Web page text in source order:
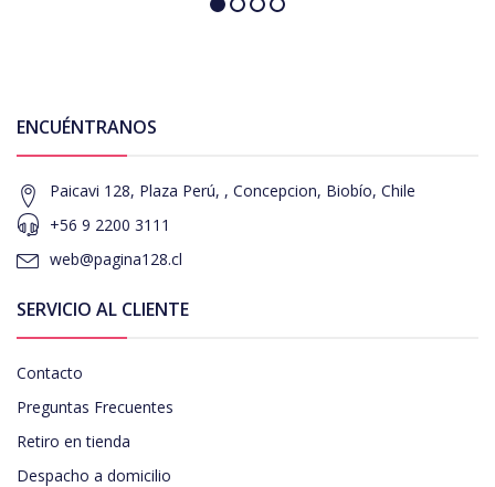
ENCUÉNTRANOS
Paicavi 128, Plaza Perú, , Concepcion, Biobío, Chile
+56 9 2200 3111
web@pagina128.cl
SERVICIO AL CLIENTE
Contacto
Preguntas Frecuentes
Retiro en tienda
Despacho a domicilio